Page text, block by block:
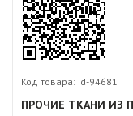
Код товара: id-94681
ПРОЧИЕ ТКАНИ ИЗ